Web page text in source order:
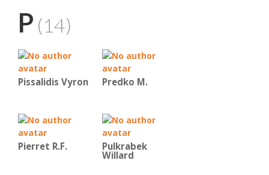
P (14)
Pissalidis Vyron Predko Μ.
Pierret R.F. Pulkrabek
Willard